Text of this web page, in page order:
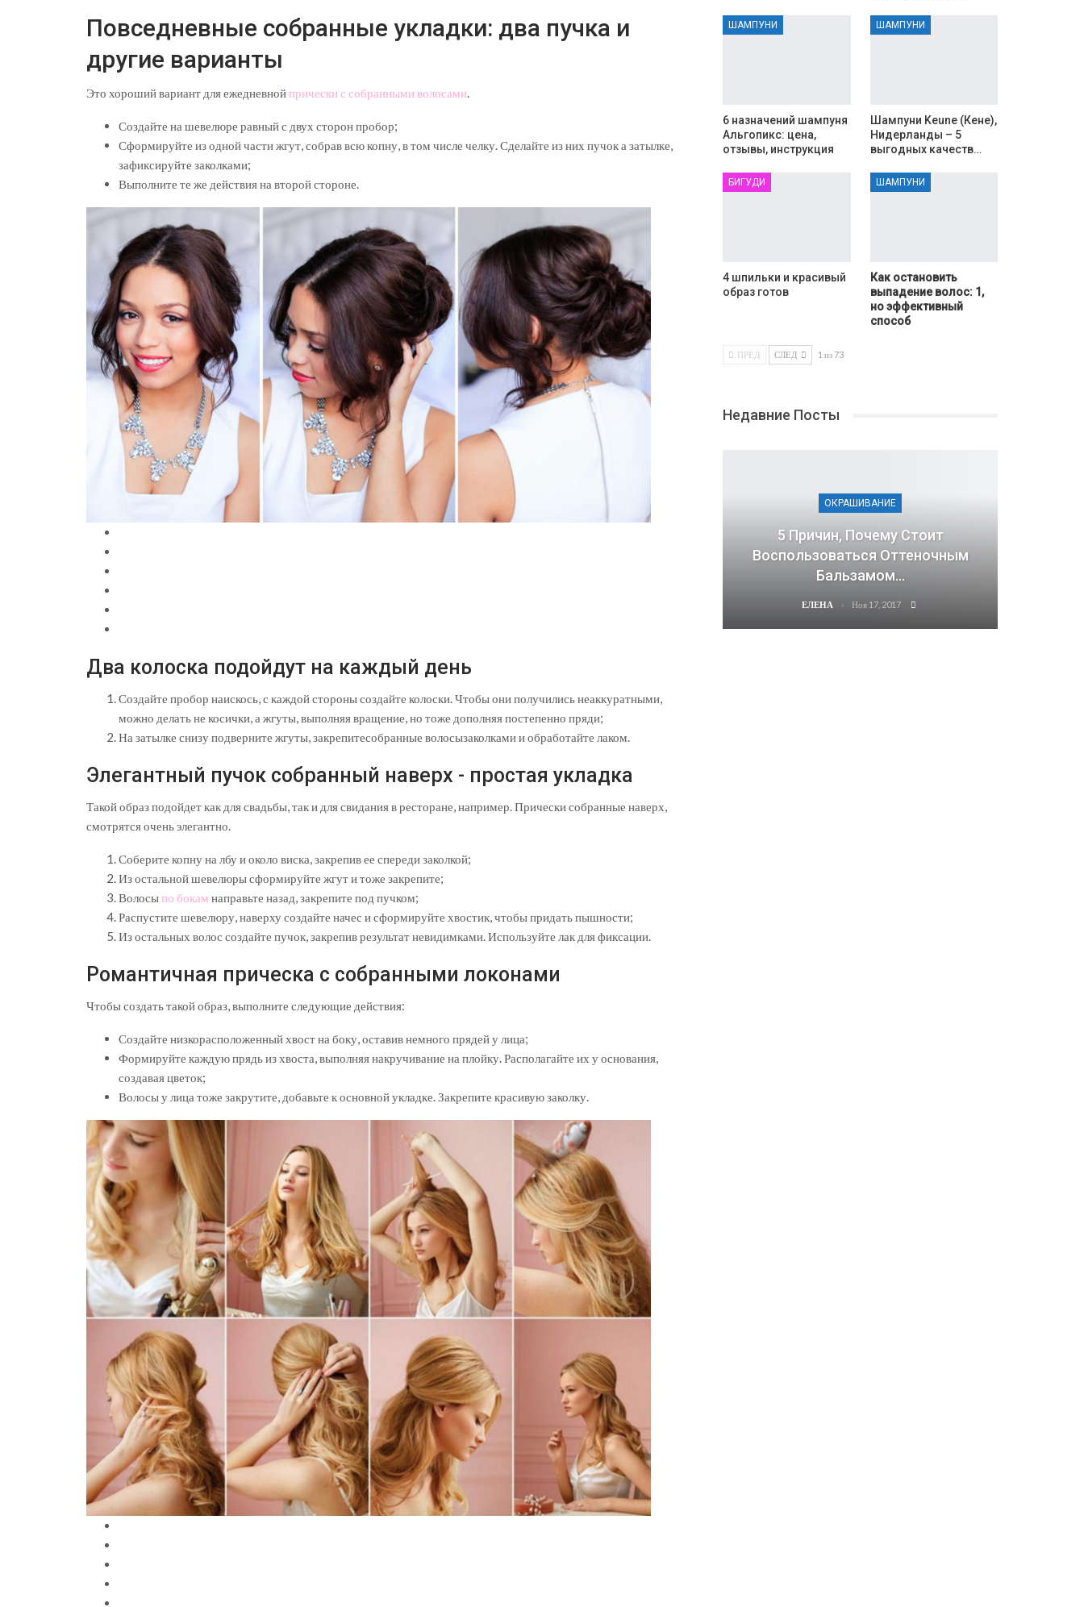
Повседневные собранные укладки: два пучка и
другие варианты
Это хороший вариант для ежедневнойпрически с собранными волосами.
Создайте на шевелюре равный с двух сторон пробор;
Сформируйте из одной части жгут, собрав всю копну, в том числе челку. Сделайте из них пучок а затылке,
зафиксируйте заколками;
Выполните те же действия на второй стороне.
Два колоска подойдут на каждый день
Создайте пробор наискось, с каждой стороны создайте колоски. Чтобы они получились неаккуратными,
можно делать не косички, а жгуты, выполняя вращение, но тоже дополняя постепенно пряди;
На затылке снизу подверните жгуты, закрепитесобранные волосызаколками и обработайте лаком.
Элегантный пучок собранный наверх - простая укладка
Такой образ подойдет как для свадьбы, так и для свидания в ресторане, например. Прически собранные наверх,
смотрятся очень элегантно.
Соберите копну на лбу и около виска, закрепив ее спереди заколкой;
Из остальной шевелюры сформируйте жгут и тоже закрепите;
Волосыпо бокам направьте назад, закрепите под пучком;
Распустите шевелюру, наверху создайте начес и сформируйте хвостик, чтобы придать пышности;
Из остальных волос создайте пучок, закрепив результат невидимками. Используйте лак для фиксации.
Романтичная прическа с собранными локонами
Чтобы создать такой образ, выполните следующие действия:
Создайте низкорасположенный хвост на боку, оставив немного прядей у лица;
Формируйте каждую прядь из хвоста, выполняя накручивание на плойку. Располагайте их у основания,
создавая цветок;
Волосы у лица тоже закрутите, добавьте к основной укладке. Закрепите красивую заколку.
ШАМПУНИ
6 назначений шампуня
Альгопикс: цена,
отзывы, инструкция
ШАМПУНИ
Шампуни Keune (Кене),
Нидерланды – 5
выгодных качеств…
БИГУДИ
4 шпильки и красивый
образ готов
ШАМПУНИ
Как остановить
выпадение волос: 1,
но эффективный
способ
ПРЕД СЛЕД 1 из 73
Недавние Посты
ОКРАШИВАНИЕ
5 Причин, Почему Стоит
Воспользоваться Оттеночным
Бальзамом…
ЕЛЕНА Ноя 17, 2017